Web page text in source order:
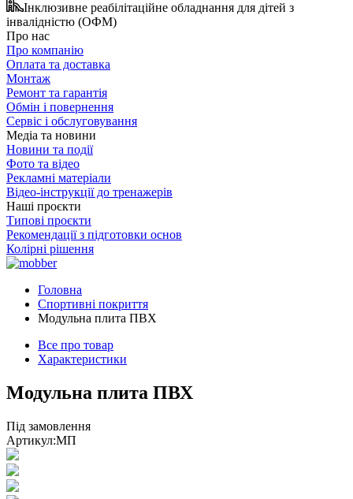
Інклюзивне реабілітаційне обладнання для дітей з
інвалідністю (ОФМ)
Про нас
Про компанію
Оплата та доставка
Монтаж
Ремонт та гарантія
Обмін і повернення
Сервіс і обслуговування
Медіа та новини
Новини та події
Фото та відео
Рекламні матеріали
Відео-інструкції до тренажерів
Наші проєкти
Типові проєкти
Рекомендації з підготовки основ
Колірні рішення
Головна
Спортивні покриття
Модульна плита ПВХ
Все про товар
Характеристики
Модульна плита ПВХ
Під замовлення
Артикул:МП